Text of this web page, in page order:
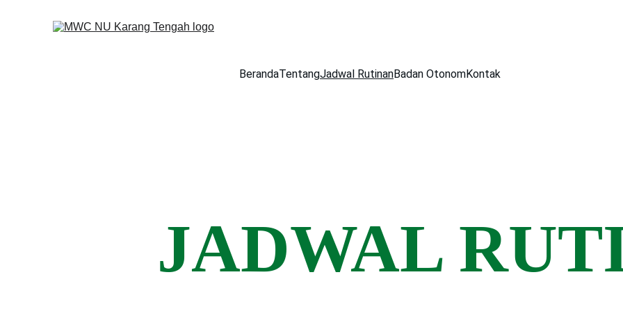
BerandaTentangJadwal RutinanBadan OtonomKontak
JADWAL